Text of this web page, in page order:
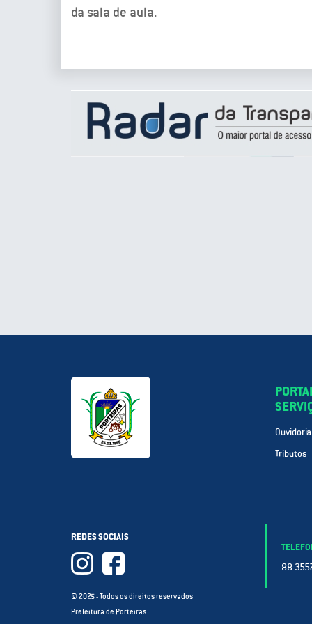
da sala de aula.
Ouvidoria
Tributos
REDES SOCIAIS
© 2025 - Todos os direitos reservados
Prefeitura de Porteiras
88